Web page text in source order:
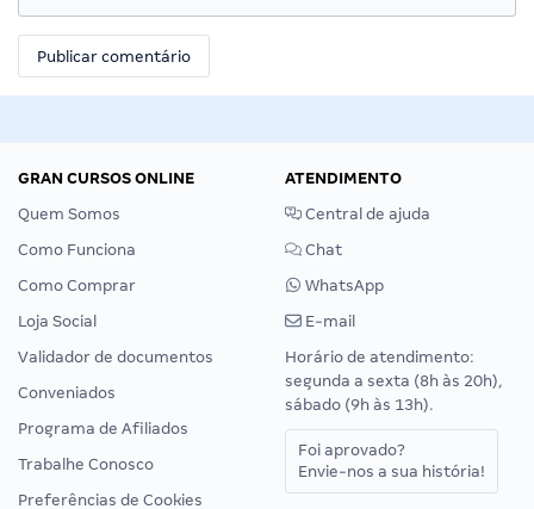
GRAN CURSOS ONLINE
Quem Somos
Como Funciona
Como Comprar
Loja Social
Validador de documentos
Conveniados
Programa de Afiliados
Trabalhe Conosco
Preferências de Cookies
ATENDIMENTO
Central de ajuda
Chat
WhatsApp
E-mail
Horário de atendimento:
segunda a sexta (8h às 20h),
sábado (9h às 13h).
Foi aprovado?
Envie-nos a sua história!